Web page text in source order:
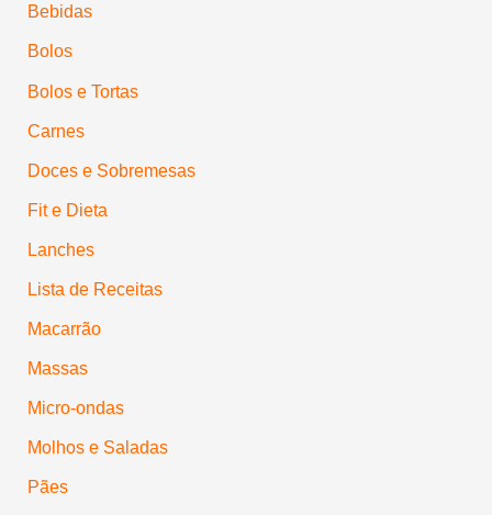
Bebidas
Bolos
Bolos e Tortas
Carnes
Doces e Sobremesas
Fit e Dieta
Lanches
Lista de Receitas
Macarrão
Massas
Micro-ondas
Molhos e Saladas
Pães